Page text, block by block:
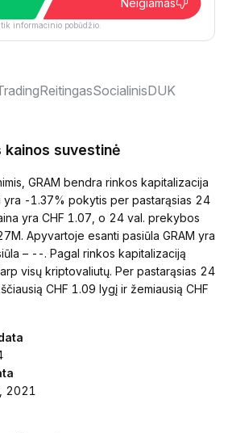
Neigiamas
informacinio pobūdžio.
ReitingasSocialinisDUK
kainos suvestinė
GRAM bendra rinkos kapitalizacija
yra -1.37% pokytis per pastarąsias 24
yra CHF 1.07, o 24 val. prekybos
Apyvartoje esanti pasiūla GRAM yra
– --. Pagal rinkos kapitalizaciją
visų kriptovaliutų. Per pastarąsias 24
CHF 1.09 lygį ir žemiausią CHF
2021